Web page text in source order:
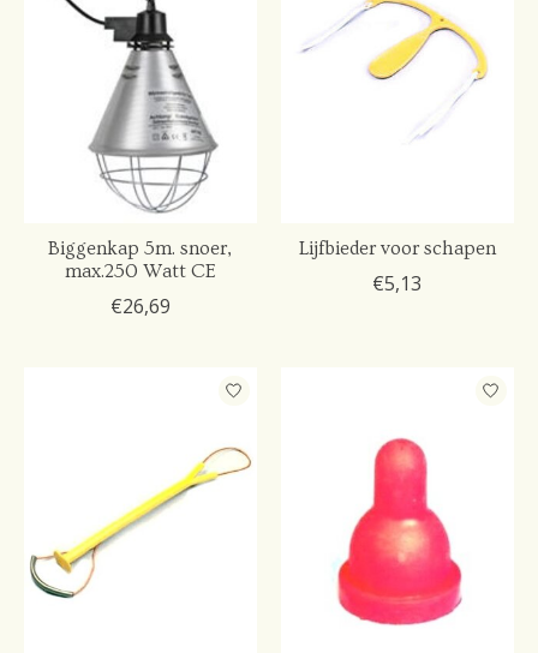
Biggenkap 5m. snoer,
max.250 Watt CE
€26,69
Lijfbieder voor schapen
€5,13